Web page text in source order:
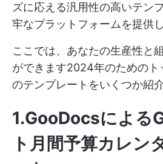
ズに応える汎用性の高いテン
牢なプラットフォームを提供し
ここでは、あなたの生産性と
ができます2024年のためのト
のテンプレートをいくつか紹
1.GooDocsによる
ト月間予算カレン